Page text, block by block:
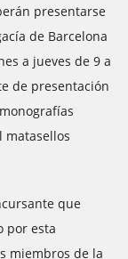
presentarse
de Barcelona
a jueves de 9 a
de presentación
matasellos
que
por esta
miembros de la